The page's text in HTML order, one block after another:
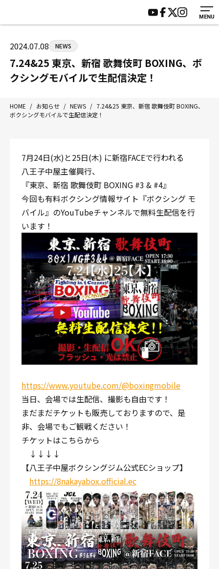
MENU
〒192-0072 東京都八王子市南町3-8 第2原嶋ビル1F
Tel/Fax：042-622-7222
営業時間：月〜土 14:00〜22:00 / 日・祝 14:00〜19:00
HOME
ジムについて
トレーニング
アマ・スパー各大会・キッズ
入会案内
見学・1日体験
施設紹介
会員様の声
よくあるご質問
サポーター募集
2024.07.08 NEWS
7.24&25 東京、新宿 歌舞伎町 BOXING、ボ
クシングモバイルで生配信決定！
HOME / お知らせ / NEWS / 7.24&25 東京、新宿 歌舞伎町 BOXING、
ボクシングモバイルで生配信決定！
7月24日(水)と25日(木) に新宿FACEで行われる
八王子中屋主催興行、
『東京、新宿 歌舞伎町 BOXING #3 & #4』
今回も有料ボクシング情報サイト『ボクシング モ
バイル』のYouTubeチャンネルで無料生配信を行
います！
https://www.youtube.com/@boxingmobile
当日、会場では生配信、撮影も自由です！
まだまだチケットも販売しておりますので、是
非、会場でもご観戦ください！
チケットはこちらから
↓↓↓↓
【八王子中屋ボクシングジム公式ECショップ】
https://8nakayabox.official.ec